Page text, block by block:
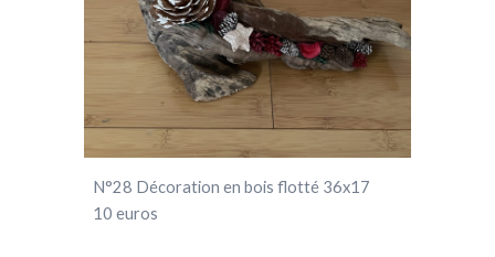
N°28 Décoration en bois flotté 36x17
10 euros